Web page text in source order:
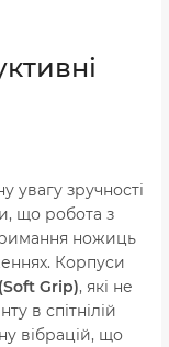
увагу зручності
що робота з
ножиць
Корпуси
Grip), які не
в спітнілій
вібрацій, що